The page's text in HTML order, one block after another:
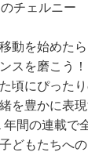
チェルニー
動を始めた
を磨こう！
頃にぴった
を豊かに表
間の連載で
どもたちへ